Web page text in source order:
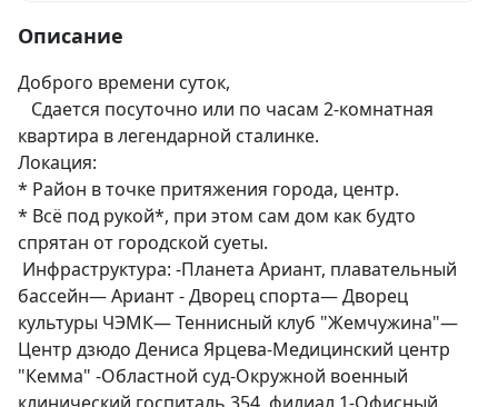
Описание
Доброго времени суток,
квартира в легендарной сталинке.
Локация:
* Район в точке притяжения города, центр.
* Всё под рукой*, при этом сам дом как будто
спрятан от городской суеты.
бассейн— Ариант - Дворец спорта— Дворец
культуры ЧЭМК— Теннисный клуб "Жемчужина"—
Центр дзюдо Дениса Ярцева-Медицинский центр
"Кемма" -Областной суд-Окружной военный